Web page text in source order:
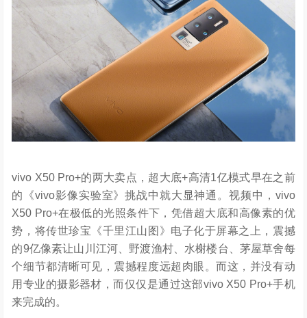
vivo X50 Pro+的两大卖点，超大底+高清1亿模式早在之前
的《vivo影像实验室》挑战中就大显神通。视频中，vivo
X50 Pro+在极低的光照条件下，凭借超大底和高像素的优
势，将传世珍宝《千里江山图》电子化于屏幕之上，震撼
的9亿像素让山川江河、野渡渔村、水榭楼台、茅屋草舍每
个细节都清晰可见，震撼程度远超肉眼。而这，并没有动
用专业的摄影器材，而仅仅是通过这部vivo X50 Pro+手机
来完成的。